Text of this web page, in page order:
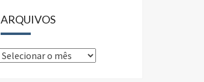
ARQUIVOS
Arquivos